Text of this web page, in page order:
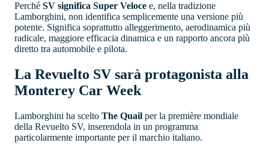
Perché SV significa Super Veloce e, nella tradizione
Lamborghini, non identifica semplicemente una versione più
potente. Significa soprattutto alleggerimento, aerodinamica più
radicale, maggiore efficacia dinamica e un rapporto ancora più
diretto tra automobile e pilota.
La Revuelto SV sarà protagonista alla
Monterey Car Week
Lamborghini ha scelto The Quail per la première mondiale
della Revuelto SV, inserendola in un programma
particolarmente importante per il marchio italiano.